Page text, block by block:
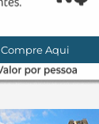
Compre Aqui